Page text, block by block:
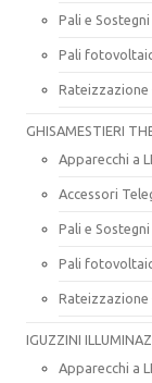
Pali e Sostegni
Pali
Rateizzazione
GHISAMESTIERI
Apparecchi a
Accessori
Pali e Sostegni
Pali
Rateizzazione
IGUZZINI
Apparecchi a